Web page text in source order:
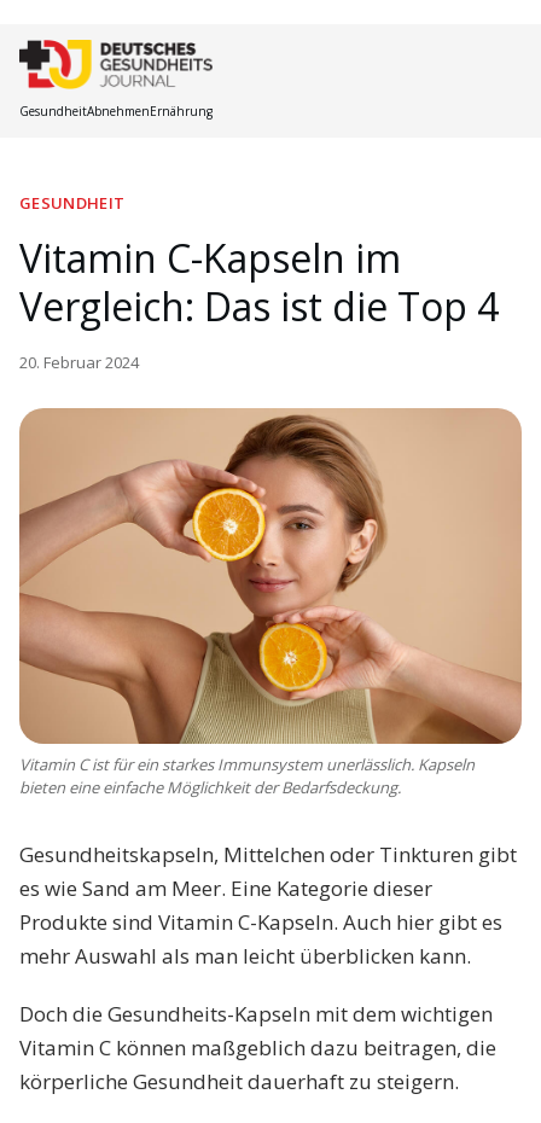
GesundheitAbnehmenErnährung
GESUNDHEIT
Vitamin C-Kapseln im
Vergleich: Das ist die Top 4
20. Februar 2024
Vitamin C ist für ein starkes Immunsystem unerlässlich. Kapseln
bieten eine einfache Möglichkeit der Bedarfsdeckung.
Gesundheitskapseln, Mittelchen oder Tinkturen gibt
es wie Sand am Meer. Eine Kategorie dieser
Produkte sind Vitamin C-Kapseln. Auch hier gibt es
mehr Auswahl als man leicht überblicken kann.
Doch die Gesundheits-Kapseln mit dem wichtigen
Vitamin C können maßgeblich dazu beitragen, die
körperliche Gesundheit dauerhaft zu steigern.